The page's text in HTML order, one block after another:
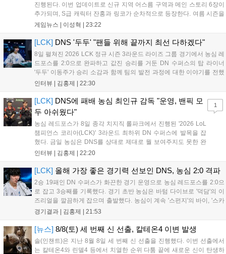
진행된다. 이번 업데이트로 신규 지역 어스름 구역과 메인 스토리 6장이
추가되며, S급 캐릭터 잔홍과 링코가 순차적으로 등장한다. 여름 시즌을
맞아 비치발리볼, 수상 오토바이 등 다채로운 이벤트가 열리고, 캐릭터
가능한 교환 코드 3종이 제공되며, 상세 일정은 공식 채널을 통해 확인할
게임뉴스 | 이성혁 | 23:22
[LCK] DNS '두두' "팬들 위해 끝까지 최선 다하겠다"
8일 펼쳐진 2026 LCK 정규 시즌 3라운드 라이즈 그룹 경기에서 농심 레
드포스를 2:0으로 완파하고 값진 승리를 거둔 DN 수퍼스의 탑 라이너
'두두' 이동주가 승리 소감과 함께 팀의 발전 과정에 대한 이야기를 전했
다. 먼저 오랜만의 2:0 완승에 대해 '두두'는 "진짜 오랜만에 거둔 2:0 승
인터뷰 | 김홍제 | 22:30
[LCK] DNS에 패배 농심 최인규 감독 "운영, 밴픽 모
두 아쉬웠다"
농심 레드포스가 8일 종각 치지직 롤파크에서 진행된 '2026 LoL
챔피언스 코리아(LCK)' 3라운드 최하위 DN 수퍼스에 발목을 잡
혔다. 금일 농심은 DNS를 상대로 제대로 뭘 보여주지도 못한 완
패를 당하고 말았다. 이하 농심 레드포스 최인규 감독과 '리헨즈'
인규 감독 : 모든 경...
인터뷰 | 김홍제 | 22:20
1
[LCK] 올해 가장 좋은 경기력 선보인 DNS, 농심 2:0 격파
2승 19패인 DN 수퍼스가 화끈한 경기 운영으로 농심 레드포스를 2:0으
로 잡고 3승째를 기록했다. 경기 초반 농심은 바텀 다이브로 '덕담'의 이
즈리얼을 깔끔하게 잡으며 출발했다. 농심이 계속 '스펀지'의 바이, '스카
웃'의 신드라가 맹활약하며 초반부터 잡은 주도권을 계속 잘 굴렸다.
었...
경기결과 | 김홍제 | 21:53
[뉴스] 8/8(토) 세 번째 신 선출, 칼테온4 이변 발생
솔(인챈트)은 지난 8월 8일 세 번째 신 선출을 진행했다. 이번 선출에서
는 칼테온4와 린델4 등에서 치열한 순위 다툼 끝에 새로운 신이 탄생하